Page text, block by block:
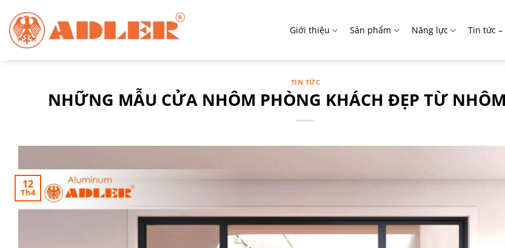
đến
nội
dung
Giới thiệu Sản phẩm Năng lực Tin tức –
TIN TỨC
NHỮNG MẪU CỬA NHÔM PHÒNG KHÁCH ĐẸP TỪ
12
Th4